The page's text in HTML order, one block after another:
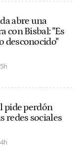
abre una
con Bisbal: "Es
desconocido"
pide perdón
redes sociales